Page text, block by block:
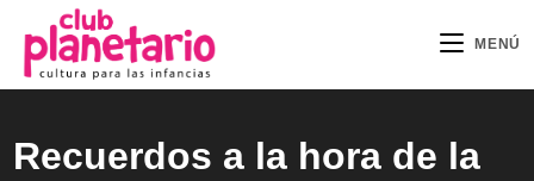
contenido
MENÚ
Recuerdos a la hora de la